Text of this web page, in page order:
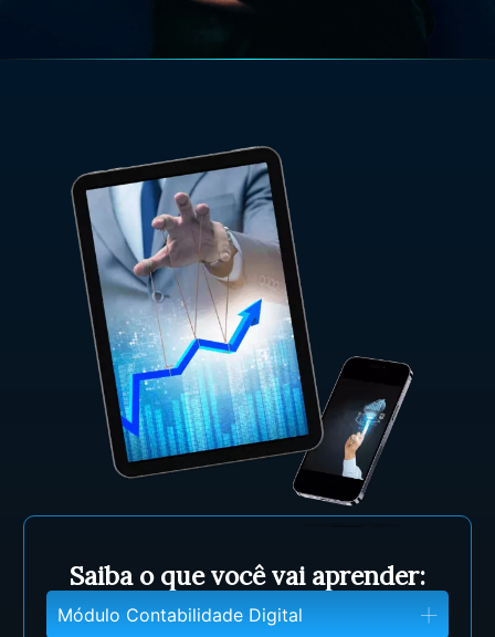
Saiba o que você vai aprender:
Módulo Contabilidade Digital